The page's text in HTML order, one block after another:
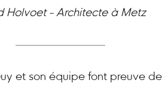
Holvoet - Architecte à Metz
et son équipe font preuve